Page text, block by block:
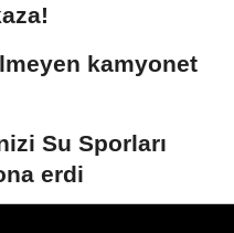
kamyonet
Su Sporları
erdi